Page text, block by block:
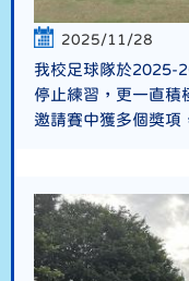
2025/11/28
我校足球隊於2025-
停止練習，更一直積
邀請賽中獲多個獎項